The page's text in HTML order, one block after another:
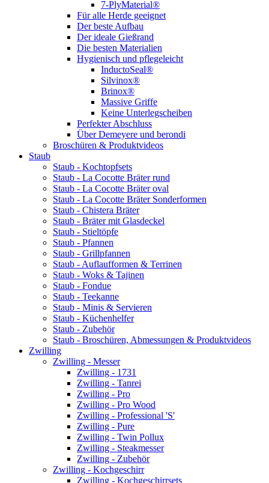
7-PlyMaterial®
Für alle Herde geeignet
Der beste Aufbau
Der ideale Gießrand
Die besten Materialien
Hygienisch und pflegeleicht
InductoSeal®
Silvinox®
Brinox®
Massive Griffe
Keine Unterlegscheiben
Perfekter Abschluss
Über Demeyere und berondi
Broschüren & Produktvideos
Staub
Staub - Kochtopfsets
Staub - La Cocotte Bräter rund
Staub - La Cocotte Bräter oval
Staub - La Cocotte Bräter Sonderformen
Staub - Chistera Bräter
Staub - Bräter mit Glasdeckel
Staub - Stieltöpfe
Staub - Pfannen
Staub - Grillpfannen
Staub - Auflaufformen & Terrinen
Staub - Woks & Tajinen
Staub - Fondue
Staub - Teekanne
Staub - Minis & Servieren
Staub - Küchenhelfer
Staub - Zubehör
Staub - Broschüren, Abmessungen & Produktvideos
Zwilling
Zwilling - Messer
Zwilling - 1731
Zwilling - Tanrei
Zwilling - Pro
Zwilling - Pro Wood
Zwilling - Professional 'S'
Zwilling - Pure
Zwilling - Twin Pollux
Zwilling - Steakmesser
Zwilling - Zubehör
Zwilling - Kochgeschirr
Zwilling - Kochgeschirrsets